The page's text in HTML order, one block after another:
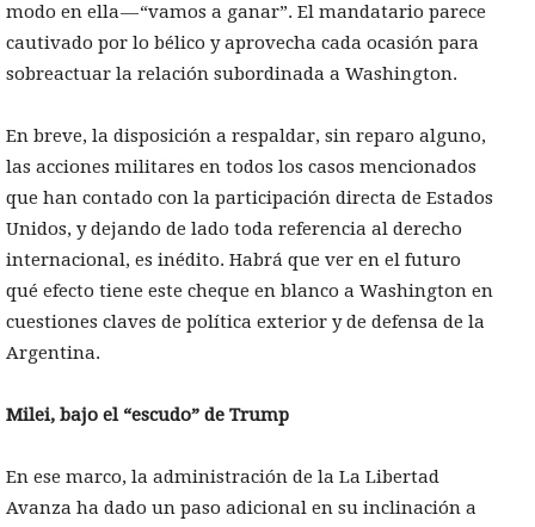
modo en ella — “vamos a ganar”. El mandatario parece
cautivado por lo bélico y aprovecha cada ocasión para
sobreactuar la relación subordinada a Washington.
En breve, la disposición a respaldar, sin reparo alguno,
las acciones militares en todos los casos mencionados
que han contado con la participación directa de Estados
Unidos, y dejando de lado toda referencia al derecho
internacional, es inédito. Habrá que ver en el futuro
qué efecto tiene este cheque en blanco a Washington en
cuestiones claves de política exterior y de defensa de la
Argentina.
Milei, bajo el “escudo” de Trump
En ese marco, la administración de la La Libertad
Avanza ha dado un paso adicional en su inclinación a